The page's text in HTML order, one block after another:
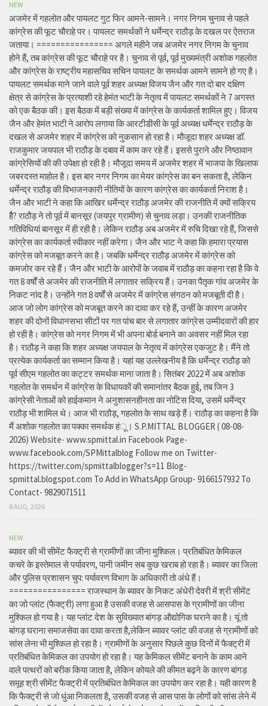
NEW
अजमेर में गहलोत और पायलट गुट फिर आमने-सामने। नगर निगम चुनाव से पहले
कांग्रेस की फूट चौराहे पर। पायलट समर्थकों ने धर्मेन्द्र राठौड़ के दखल पर ऐतराज
जताया। ================ अगले महीने जब अजमेर नगर निगम के चुनाव
होने हैं, तब कांग्रेस की फूट चौराहे पर है। चुनाव से पूर्व, पूर्व मुख्यमंत्री अशोक गहलोत
और कांग्रेस के राष्ट्रीय महासचिव सचिन पायलट के समर्थक आमने सामने हो गए है।
पायलट समर्थक माने जाने वाले पूर्व शहर अध्यक्ष विजय जैन और गत दो बार दक्षिण
क्षेत्र से कांग्रेस के प्रत्याशी रहे हेमंत भाटी के नेतृत्व में पायलट समर्थकों ने 7 अगस्त
को एक बैठक की। इस बैठक में बड़ी संख्या में कांग्रेस के कार्यकर्ता शामिल हुए। विजय
जैन और हेमंत भाटी ने आरोप लगाया कि आरटीडीसी के पूर्व अध्यक्ष धर्मेन्द्र राठौड़ के
दखल से अजमेर शहर में कांग्रेस को नुकसान हो रहा है। मौजूदा शहर अध्यक्ष डॉ.
राजकुमार जयपाल भी राठौड़ के दबाव में काम कर रहे हैं। इससे पुराने और निष्ठावान
कांग्रेसियों की की उपेक्षा हो रही है। मौजूदा समय में अजमेर शहर में भाजपा के खिलाफ
जबरदस्त माहोल है। इस बार नगर निगम का मेयर कांग्रेस का बन सकता है, लेकिन
धर्मेन्द्र राठौड़ की विभाजनकारी नीतियों के कारण कांग्रेस का कार्यकर्ता निराश है।
जैन और भाटी ने कहा कि आखिर धर्मेन्द्र राठौड़ अजमेर की राजनीति में क्यों सक्रिय
हैै? राठौड़ ने तो पूर्व में बानसूर (जयपुर ग्रामीण) से चुनाव लड़ा। उनकी राजनीतिक
गतिविधियां बानसूर में ही रही है। लेकिन राठौड़ अब अजमेर में रुचि दिखा रहे हैं, जिससे
कांग्रेस का कार्यकर्ता स्वीकार नहीं करेगा। जैन और भाट ने कहा कि हमारा प्रयास
कांग्रेस को मजबूत करने का है। जबकि धर्मेन्द्र राठौड़ अजमेर में कांग्रेस को
कमजोर कर रहे हैं। जैन और भाटी के आरोपों के जवाब में राठौड़ का कहना रहा है कि वे
गत 8 वर्षों से अजमेर की राजनीति में लगातार सक्रिय हैं। उनका पैतृक गांव अजमेर के
निकट नांद है। उन्होंने गत 8 वर्षों से अजमेर में कांग्रेस संगठन को मजबूती दी है।
आज जो लोग कांग्रेस को मजबूत करने का दावा कर रहे हैं, उन्हीं के कारण अजमेर
शहर की दोनों विधानसभा सीटों पर गत पांच बार से लगातार कांग्रेस उम्मीदवारों की हार
हो रही है। कांग्रेस को नगर निगम में भी अपना बोर्ड बनाने का अवसर नहीं मिल रहा
है। राठौड़ ने कहा कि शहर अध्यक्ष जयपाल के नेतृत्व में कांग्रेस एकजुट है। मैंने तो
प्रत्येक कार्यकर्ता का सम्मान किया है। यहां यह उल्लेखनीय है कि धर्मेन्द्र राठौड़ को
पूर्व सीएम गहलोत का कट्टर समर्थक माना जाता है। सितंबर 2022 में अब अशोक
गहलोत के समर्थन में कांग्रेस के विधायकों की समानांतर बैठक हुई, तब जिन 3
कांग्रेसी नेताओं को हाईकमान ने अनुशासनहीनता का नोटिस दिया, उसमें धर्मेन्द्र
राठौड़ भी शामिल थे। आज भी राठौड़, गहलोत के साथ खड़े हैं। राठौड़ का कहना है कि
मैं अशोक गहलोत का पक्का समर्थक हंू। S.P.MITTAL BLOGGER ( 08-08-
2026) Website- www.spmittal.in Facebook Page-
www.facebook.com/SPMittalblog Follow me on Twitter-
https://twitter.com/spmittalblogger?s=11 Blog-
spmittal.blogspot.com To Add in WhatsApp Group- 9166157932 To
Contact- 9829071511
8 AUG, 2026
NEW
ब्यावर की भी सीमेंट फैक्ट्री से ग्रामीणों का जीना मुश्किल। प्रतिबंधित केमिकल
कचरे के इस्तेमाल से पर्यावरण, पानी जमीन सब कुछ खराब हो रहा है। ब्यावर का जिला
और पुलिस प्रशासन चुप: पर्यावरण विभाग के अधिकारी तो अंधे हैं।
================ राजस्थान के ब्यावर के निकट अंधेरी देवरी में श्री सीमेंट
का जो प्लांट (फैक्ट्री) लगा हुआ है उसकी वजह से आसपास के ग्रामीणों का जीना
मुश्किल हो गया है। यह प्लांट देश के सुविख्यात बांगड़ औद्योगिक घराने का है। यूं तो
बांगड़ घराना समाजसेवा का दावा करता है,लेकिन ब्यावर प्लांट की वजह से ग्रामीणों को
सांस लेना भी मुश्किल हो रहा है। ग्रामीणों के अनुसार पिछले कुछ दिनों में फैक्ट्री में
प्रतिबंधित केमिकल का उपयोग हो रहा है। यह केमिकल सीमेंट बनाने के काम आने
वाले पत्थरों को बरीक किया जाता है, लेकिन कोयले की कीमत बढ़ने के कारण बांगड़
समूह श्री सीमेंट फैक्ट्री में प्रतिबंधित केमिकल का उपयोग कर रहा है। यही कारण है
कि फैक्ट्री से जो धुंआ निकलता है, उसकी वजह से आस पास के लोगों को सांस लेने में